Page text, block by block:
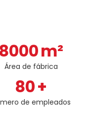
8000m²
Área de fábrica
80+
de empleados